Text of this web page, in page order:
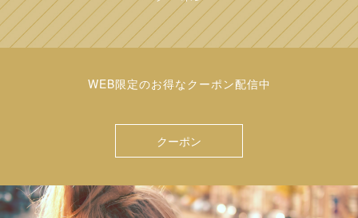
WEB限定のお得なクーポン配信中
クーポン